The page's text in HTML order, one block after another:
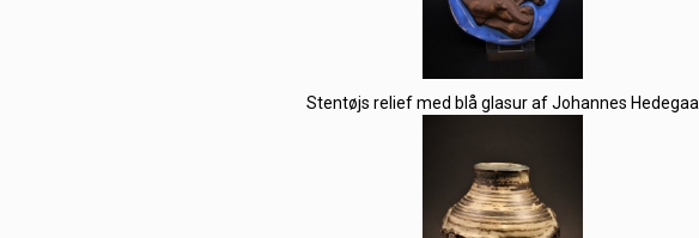
Stentøjs relief med blå glasur af Johannes Hedegaa